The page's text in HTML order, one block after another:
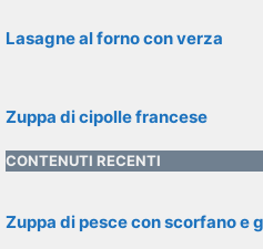
Lasagne al forno con verza
Zuppa di cipolle francese
CONTENUTI RECENTI
Zuppa di pesce con scorfano e